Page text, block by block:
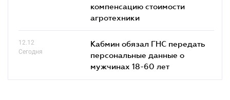
компенсацию стоимости
агротехники
12.12
Сегодня
Кабмин обязал ГНС передать
персональные данные о
мужчинах 18-60 лет